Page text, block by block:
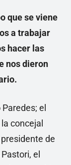
que se viene
a trabajar
hacer las
nos dieron
el
concejal
de
el